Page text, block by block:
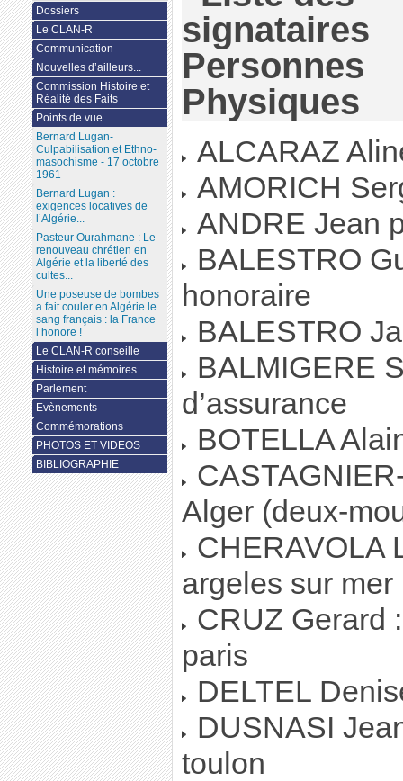
signataires
Personnes
Physiques
ALCARAZ
AMORICH
ANDRE Jean
BALESTRO
honoraire
BALESTRO
BALMIGERE
d’assurance
BOTELLA
Alger (deux-
CHERAVOLA
argeles sur mer
CRUZ Gerard
paris
DELTEL
DUSNASI
toulon
Dossiers
Le CLAN-R
Communication
Nouvelles d’ailleurs...
Commission Histoire et
Réalité des Faits
Points de vue
Bernard Lugan-
Culpabilisation et Ethno-
masochisme - 17 octobre
1961
Bernard Lugan :
exigences locatives de
l’Algérie...
Pasteur Ourahmane : Le
renouveau chrétien en
Algérie et la liberté des
cultes...
Une poseuse de bombes
a fait couler en Algérie le
sang français : la France
l’honore !
Le CLAN-R conseille
Histoire et mémoires
Parlement
Evènements
Commémorations
PHOTOS ET VIDEOS
BIBLIOGRAPHIE